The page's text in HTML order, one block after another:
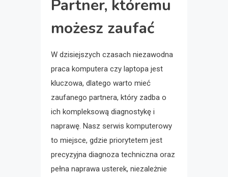
Partner, któremu
możesz zaufać
W dzisiejszych czasach niezawodna
praca komputera czy laptopa jest
kluczowa, dlatego warto mieć
zaufanego partnera, który zadba o
ich kompleksową diagnostykę i
naprawę. Nasz serwis komputerowy
to miejsce, gdzie priorytetem jest
precyzyjna diagnoza techniczna oraz
pełna naprawa usterek, niezależnie